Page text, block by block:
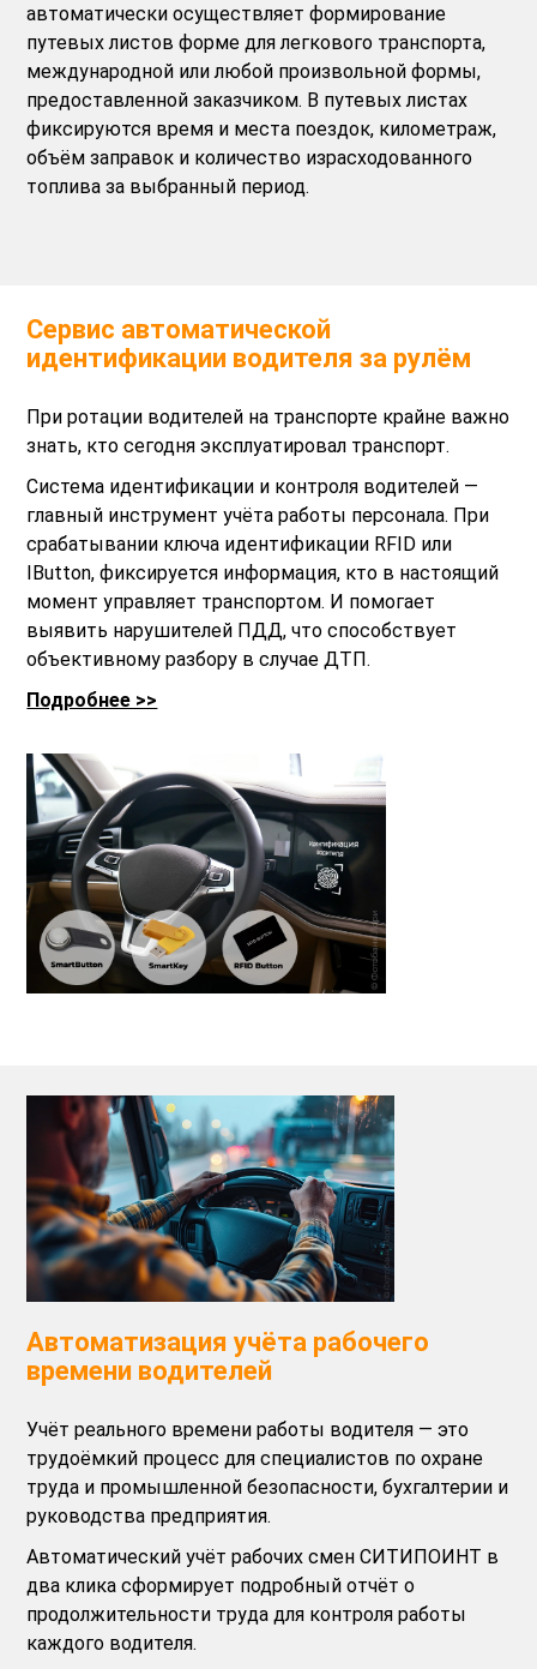
автоматически осуществляет формирование
путевых листов форме для легкового транспорта,
международной или любой произвольной формы,
предоставленной заказчиком. В путевых листах
фиксируются время и места поездок, километраж,
объём заправок и количество израсходованного
топлива за выбранный период.
Сервис автоматической
идентификации водителя за рулём
При ротации водителей на транспорте крайне важно
знать, кто сегодня эксплуатировал транспорт.
Система идентификации и контроля водителей —
главный инструмент учёта работы персонала. При
срабатывании ключа идентификации RFID или
IButton, фиксируется информация, кто в настоящий
момент управляет транспортом. И помогает
выявить нарушителей ПДД, что способствует
объективному разбору в случае ДТП.
Подробнее >>
Автоматизация учёта рабочего
времени водителей
Учёт реального времени работы водителя — это
трудоёмкий процесс для специалистов по охране
труда и промышленной безопасности, бухгалтерии и
руководства предприятия.
Автоматический учёт рабочих смен СИТИПОИНТ в
два клика сформирует подробный отчёт о
продолжительности труда для контроля работы
каждого водителя.